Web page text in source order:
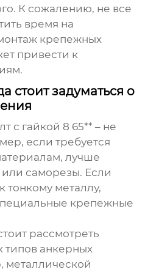
К сожалению, не все
время на
крепежных
привести к
стоит задуматься о
с гайкой 8 65** – не
если требуется
лучше
саморезы. Если
тонкому металлу,
крепежные
рассмотреть
типов анкерных
металлической